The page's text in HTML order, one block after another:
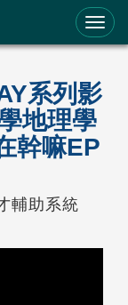
系列影
地理學
幹嘛EP
輔助系統